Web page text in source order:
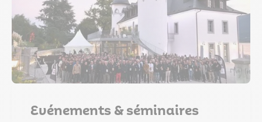
Evénements & séminaires